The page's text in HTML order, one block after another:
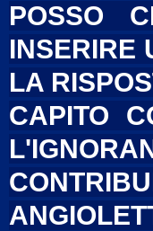
POSSO
INSERIRE
LA
CAPITO